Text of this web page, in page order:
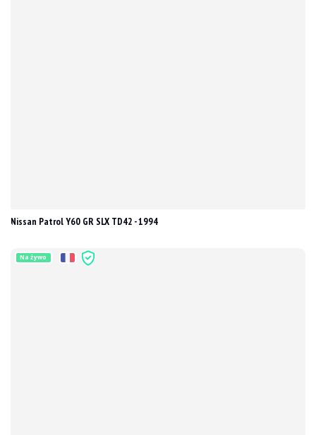
Nissan Patrol Y60 GR SLX TD42 - 1994
Na żywo